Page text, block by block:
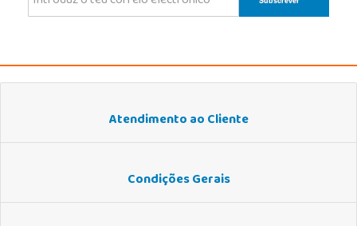
Atendimento ao Cliente
Condições Gerais